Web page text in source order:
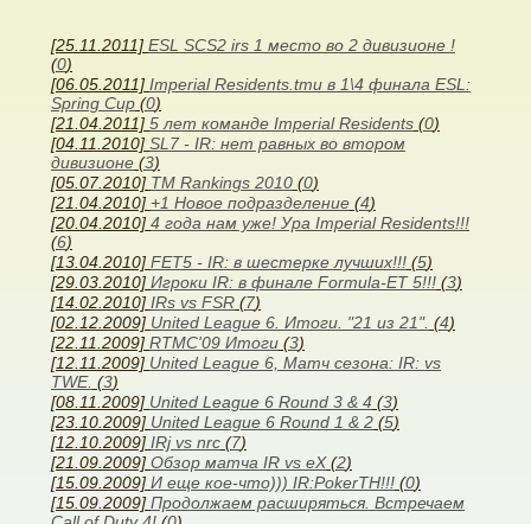
[25.11.2011] ESL SCS2 irs 1 место во 2 дивизионе !
(0)
[06.05.2011] Imperial Residents.tmu в 1\4 финала ESL:
Spring Cup (0)
[21.04.2011] 5 лет команде Imperial Residents (0)
[04.11.2010] SL7 - IR: нет равных во втором
дивизионе (3)
[05.07.2010] TM Rankings 2010 (0)
[21.04.2010] +1 Новое подразделение (4)
[20.04.2010] 4 года нам уже! Ура Imperial Residents!!!
(6)
[13.04.2010] FET5 - IR: в шестерке лучших!!! (5)
[29.03.2010] Игроки IR: в финале Formula-ET 5!!! (3)
[14.02.2010] IRs vs FSR (7)
[02.12.2009] United League 6. Итоги. "21 из 21". (4)
[22.11.2009] RTMC'09 Итоги (3)
[12.11.2009] United League 6, Матч сезона: IR: vs
TWE. (3)
[08.11.2009] United League 6 Round 3 & 4 (3)
[23.10.2009] United League 6 Round 1 & 2 (5)
[12.10.2009] IRj vs nrc (7)
[21.09.2009] Обзор матча IR vs eX(2)
[15.09.2009] И еще кое-что))) IR:PokerTH!!! (0)
[15.09.2009] Продолжаем расширяться. Встречаем